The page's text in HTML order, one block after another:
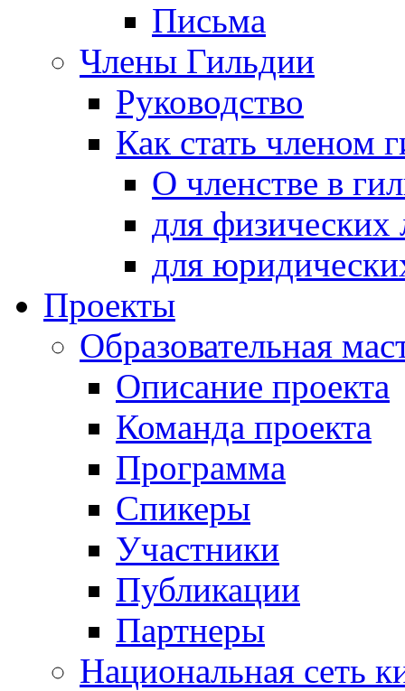
Письма
Члены Гильдии
Руководство
Как стать членом
О членстве в
для физических
для
Проекты
Образовательная
Описание проекта
Команда проекта
Программа
Спикеры
Участники
Публикации
Партнеры
Национальная сеть